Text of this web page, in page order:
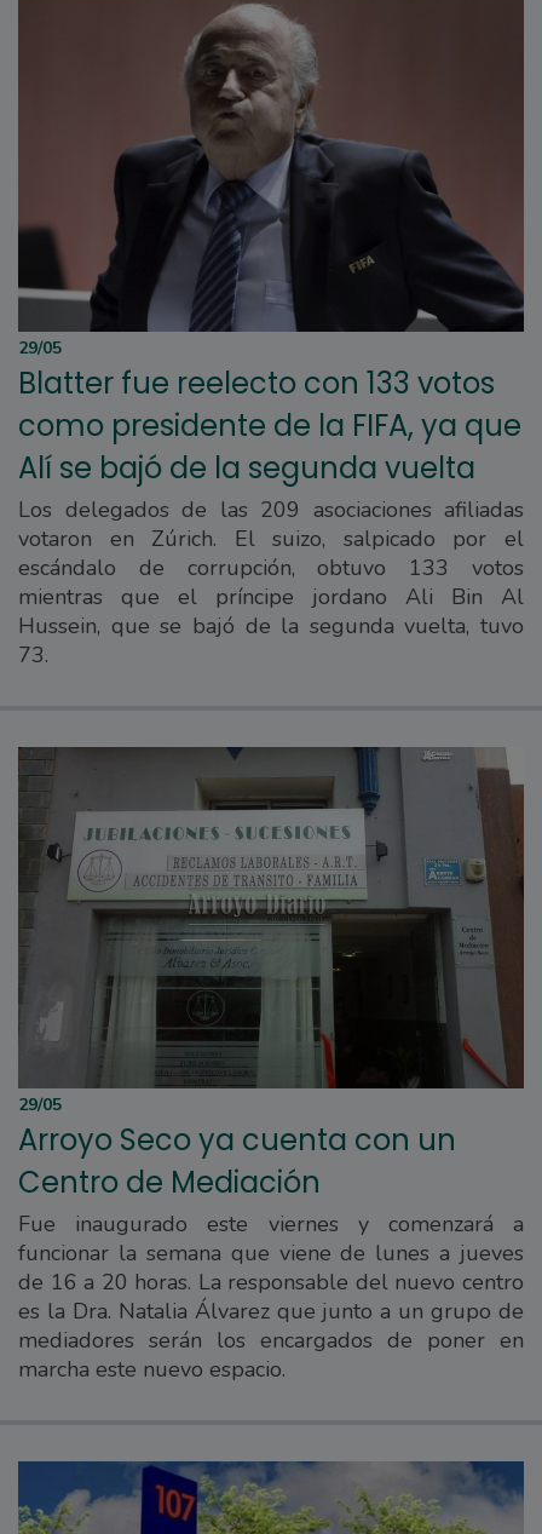
29/05
Blatter fue reelecto con 133 votos
como presidente de la FIFA, ya que
Alí se bajó de la segunda vuelta
Los delegados de las 209 asociaciones afiliadas
votaron en Zúrich. El suizo, salpicado por el
escándalo de corrupción, obtuvo 133 votos
mientras que el príncipe jordano Ali Bin Al
Hussein, que se bajó de la segunda vuelta, tuvo
73.
29/05
Arroyo Seco ya cuenta con un
Centro de Mediación
Fue inaugurado este viernes y comenzará a
funcionar la semana que viene de lunes a jueves
de 16 a 20 horas. La responsable del nuevo centro
es la Dra. Natalia Álvarez que junto a un grupo de
mediadores serán los encargados de poner en
marcha este nuevo espacio.